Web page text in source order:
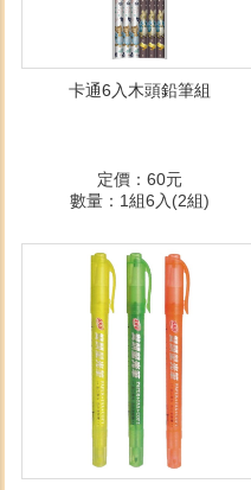
卡通6入木頭鉛筆組
定價：60元
數量：1組6入(2組)